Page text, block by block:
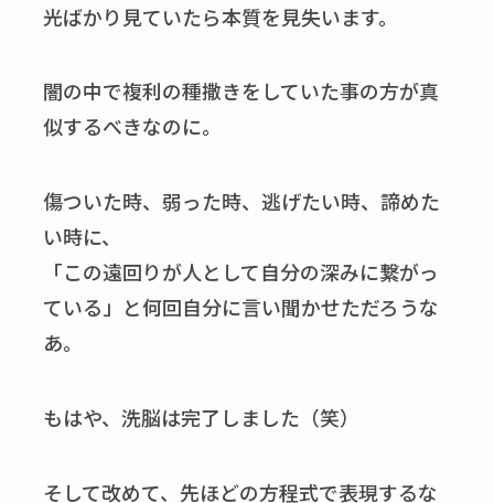
光ばかり見ていたら本質を見失います。
闇の中で複利の種撒きをしていた事の方が真
似するべきなのに。
傷ついた時、弱った時、逃げたい時、諦めた
い時に、
「この遠回りが人として自分の深みに繋がっ
ている」と何回自分に言い聞かせただろうな
あ。
もはや、洗脳は完了しました（笑）
そして改めて、先ほどの方程式で表現するな